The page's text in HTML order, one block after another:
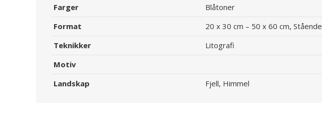
Farger
Blåtoner
Format
20 x 30 cm – 50 x 60 cm, Stående
Teknikker
Litografi
Motiv
Landskap
Fjell, Himmel